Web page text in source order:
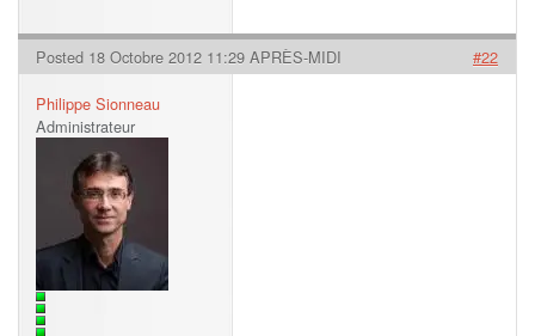
Posted 18 Octobre 2012 11:29 APRÈS-MIDI #22
Philippe Sionneau
Administrateur